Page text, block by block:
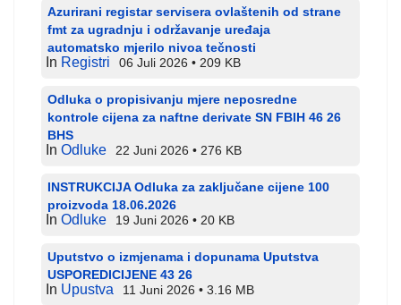
Azurirani registar servisera ovlaštenih od strane
fmt za ugradnju i održavanje uređaja
automatsko mjerilo nivoa tečnosti
In Registri 06 Juli 2026 209 KB
Odluka o propisivanju mjere neposredne
kontrole cijena za naftne derivate SN FBIH 46 26
BHS
In Odluke 22 Juni 2026 276 KB
INSTRUKCIJA Odluka za zaključane cijene 100
proizvoda 18.06.2026
In Odluke 19 Juni 2026 20 KB
Uputstvo o izmjenama i dopunama Uputstva
USPOREDICIJENE 43 26
In Upustva 11 Juni 2026 3.16 MB